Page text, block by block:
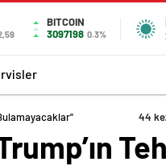
BITCOIN
3097198 0.3%
44